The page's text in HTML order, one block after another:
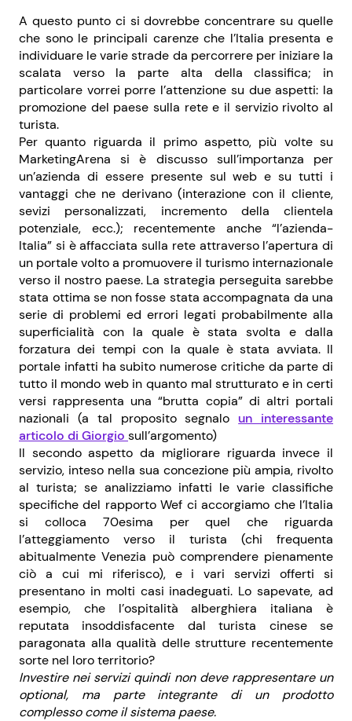
A questo punto ci si dovrebbe concentrare su quelle
che sono le principali carenze che l’Italia presenta e
individuare le varie strade da percorrere per iniziare la
scalata verso la parte alta della classifica; in
particolare vorrei porre l’attenzione su due aspetti: la
promozione del paese sulla rete e il servizio rivolto al
turista.
Per quanto riguarda il primo aspetto, più volte su
MarketingArena si è discusso sull’importanza per
un’azienda di essere presente sul web e su tutti i
vantaggi che ne derivano (interazione con il cliente,
sevizi personalizzati, incremento della clientela
potenziale, ecc.); recentemente anche “l’azienda-
Italia” si è affacciata sulla rete attraverso l’apertura di
un portale volto a promuovere il turismo internazionale
verso il nostro paese. La strategia perseguita sarebbe
stata ottima se non fosse stata accompagnata da una
serie di problemi ed errori legati probabilmente alla
superficialità con la quale è stata svolta e dalla
forzatura dei tempi con la quale è stata avviata. Il
portale infatti ha subito numerose critiche da parte di
tutto il mondo web in quanto mal strutturato e in certi
versi rappresenta una “brutta copia” di altri portali
nazionali (a tal proposito segnalo un interessante
articolo di Giorgio sull’argomento)
Il secondo aspetto da migliorare riguarda invece il
servizio, inteso nella sua concezione più ampia, rivolto
al turista; se analizziamo infatti le varie classifiche
specifiche del rapporto Wef ci accorgiamo che l’Italia
si colloca 70esima per quel che riguarda
l’atteggiamento verso il turista (chi frequenta
abitualmente Venezia può comprendere pienamente
ciò a cui mi riferisco), e i vari servizi offerti si
presentano in molti casi inadeguati. Lo sapevate, ad
esempio, che l’ospitalità alberghiera italiana è
reputata insoddisfacente dal turista cinese se
paragonata alla qualità delle strutture recentemente
sorte nel loro territorio?
Investire nei servizi quindi non deve rappresentare un
optional, ma parte integrante di un prodotto
complesso come il sistema paese.